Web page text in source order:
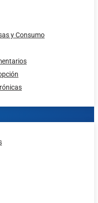
y Consumo